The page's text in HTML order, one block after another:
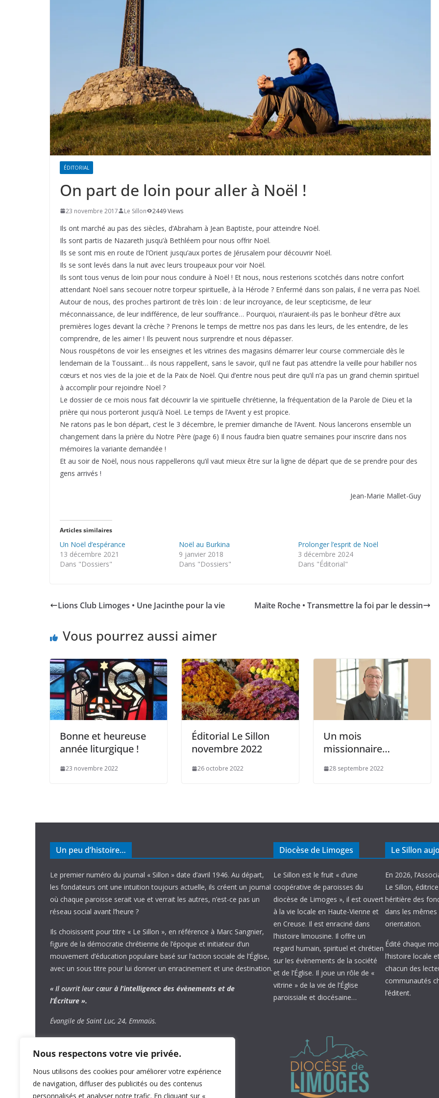
Nous respectons votre vie privée.
Nous utilisons des cookies pour améliorer votre expérience
de navigation, diffuser des publicités ou des contenus
personnalisés et analyser notre trafic. En cliquant sur «
ÉDITORIAL
On part de loin pour aller à Noël !
23 novembre 2017 Le Sillon 2449 Views
Ils ont marché au pas des siècles, d’Abraham à Jean Baptiste, pour atteindre Noël.
Ils sont partis de Nazareth jusqu’à Bethléem pour nous offrir Noël.
Ils se sont mis en route de l’Orient jusqu’aux portes de Jérusalem pour découvrir Noël.
Ils se sont levés dans la nuit avec leurs troupeaux pour voir Noël.
Ils sont tous venus de loin pour nous conduire à Noël ! Et nous, nous resterions scotchés dans notre confort
attendant Noël sans secouer notre torpeur spirituelle, à la Hérode ? Enfermé dans son palais, il ne verra pas Noël.
Autour de nous, des proches partiront de très loin : de leur incroyance, de leur scepticisme, de leur
méconnaissance, de leur indifférence, de leur souffrance… Pourquoi, n’auraient-ils pas le bonheur d’être aux
premières loges devant la crèche ? Prenons le temps de mettre nos pas dans les leurs, de les entendre, de les
comprendre, de les aimer ! Ils peuvent nous surprendre et nous dépasser.
Nous rouspétons de voir les enseignes et les vitrines des magasins démarrer leur course commerciale dès le
lendemain de la Toussaint… ils nous rappellent, sans le savoir, qu’il ne faut pas attendre la veille pour habiller nos
cœurs et nos vies de la joie et de la Paix de Noël. Qui d’entre nous peut dire qu’il n’a pas un grand chemin spirituel
à accomplir pour rejoindre Noël ?
Le dossier de ce mois nous fait découvrir la vie spirituelle chrétienne, la fréquentation de la Parole de Dieu et la
prière qui nous porteront jusqu’à Noël. Le temps de l’Avent y est propice.
Ne ratons pas le bon départ, c’est le 3 décembre, le premier dimanche de l’Avent. Nous lancerons ensemble un
changement dans la prière du Notre Père (page 6) Il nous faudra bien quatre semaines pour inscrire dans nos
mémoires la variante demandée !
Et au soir de Noël, nous nous rappellerons qu’il vaut mieux être sur la ligne de départ que de se prendre pour des
gens arrivés !
Jean-Marie Mallet-Guy
Articles similaires
Un Noël d’espérance
13 décembre 2021
Dans "Dossiers"
Noël au Burkina
9 janvier 2018
Dans "Dossiers"
Prolonger l’esprit de Noël
3 décembre 2024
Dans "Éditorial"
Lions Club Limoges • Une Jacinthe pour la vie Maïte Roche • Transmettre la foi par le dessin
Vous pourrez aussi aimer
Bonne et heureuse
année liturgique !
23 novembre 2022
Éditorial Le Sillon
novembre 2022
26 octobre 2022
Un mois
missionnaire…
28 septembre 2022
Un peu d’histoire…
Le premier numéro du journal « Sillon » date d’avril 1946. Au départ,
les fondateurs ont une intuition toujours actuelle, ils créent un journal
où chaque paroisse serait vue et verrait les autres, n’est-ce pas un
réseau social avant l’heure ?
Ils choisissent pour titre « Le Sillon », en référence à Marc Sangnier,
figure de la démocratie chrétienne de l’époque et initiateur d’un
mouvement d’éducation populaire basé sur l’action sociale de l’Église,
avec un sous titre pour lui donner un enracinement et une destination.
« Il ouvrit leur cœur à l’intelligence des évènements et de
l’Écriture ».
Évangile de Saint Luc, 24, Emmaüs.
Diocèse de Limoges
Le Sillon est le fruit « d’une
coopérative de paroisses du
diocèse de Limoges », il est ouvert
à la vie locale en Haute-Vienne et
en Creuse. Il est enraciné dans
l’histoire limousine. Il offre un
regard humain, spirituel et chrétien
sur les évènements de la société
et de l’Église. Il joue un rôle de «
vitrine » de la vie de l’Église
paroissiale et diocésaine…
Le Sillon
En 2026,
Le Sillon,
héritière des
dans les
orientation.
Édité chaque
l’histoire locale
chacun des
communautés
l’éditent.